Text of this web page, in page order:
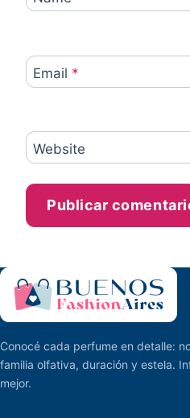
Email *
Website
Conocé cada perfume en detalle:
familia olfativa, duración y estela.
mejor.